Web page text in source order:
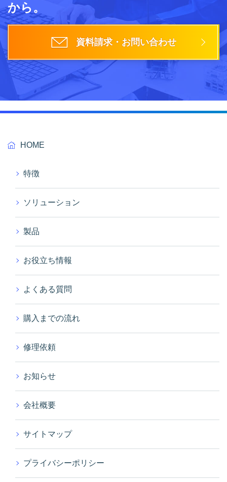
から。
資料請求・お問い合わせ
HOME
特徴
ソリューション
製品
お役立ち情報
よくある質問
購入までの流れ
修理依頼
お知らせ
会社概要
サイトマップ
プライバシーポリシー